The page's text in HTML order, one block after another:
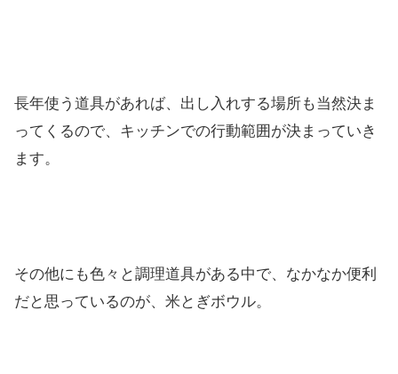
長年使う道具があれば、出し入れする場所も当然決ま
ってくるので、キッチンでの行動範囲が決まっていき
ます。
その他にも色々と調理道具がある中で、なかなか便利
だと思っているのが、米とぎボウル。